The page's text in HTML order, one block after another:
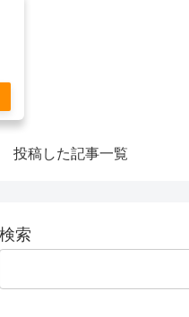
投稿した記事一覧
検索